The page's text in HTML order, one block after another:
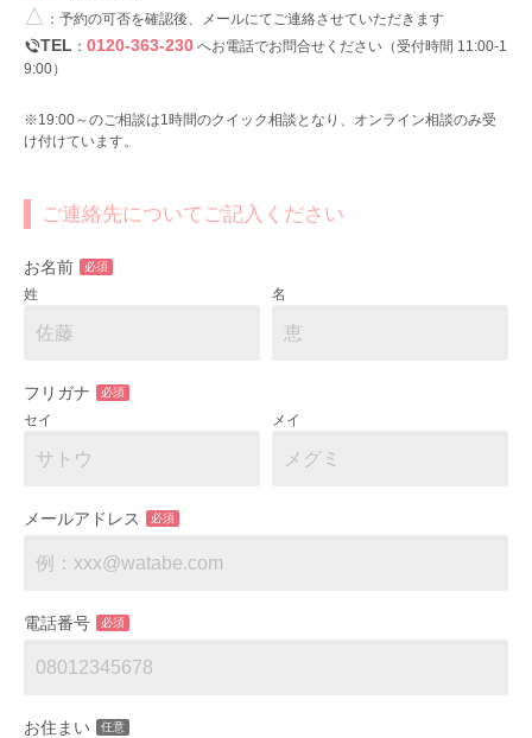
△ ：予約の可否を確認後、メールにてご連絡させていただきます
TEL ： 0120-363-230 へお電話でお問合せください（受付時間 11:00-1
9:00）
※19:00～のご相談は1時間のクイック相談となり、オンライン相談のみ受
け付けています。
ご連絡先についてご記入ください
お名前 必須
姓 名
フリガナ 必須
セイ メイ
メールアドレス 必須
電話番号 必須
お住まい 任意